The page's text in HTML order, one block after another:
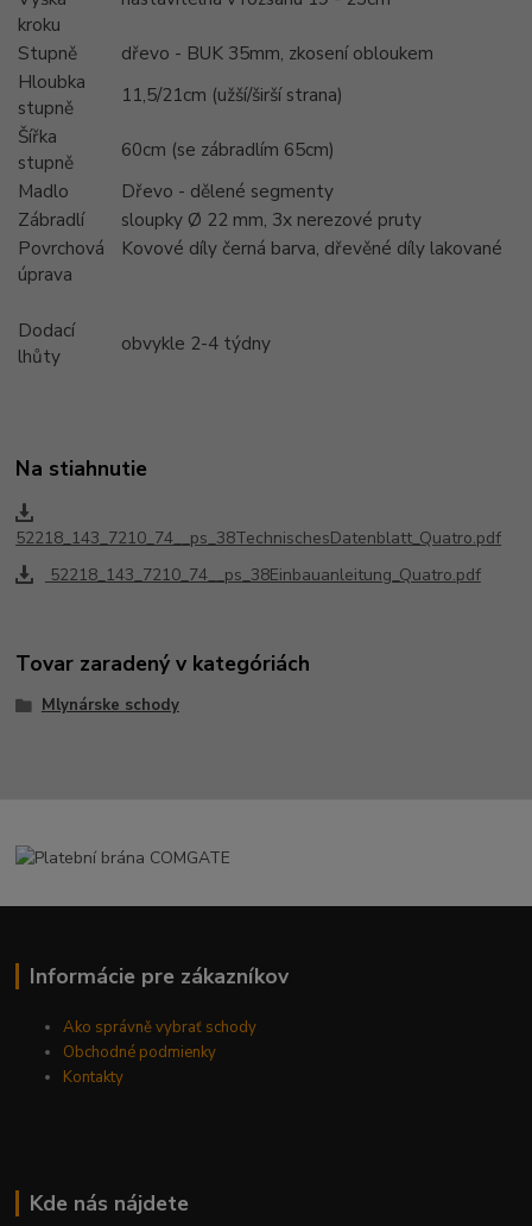
kroku
Stupně
dřevo - BUK 35mm, zkosení obloukem
Hloubka
stupně
11,5/21cm (užší/širší strana)
Šířka
stupně
60cm (se zábradlím 65cm)
Madlo
Dřevo - dělené segmenty
Zábradlí
sloupky Ø 22 mm, 3x nerezové pruty
Povrchová
úprava
Kovové díly černá barva, dřevěné díly lakované
Dodací
lhůty
obvykle 2-4 týdny
Na stiahnutie
52218_143_7210_74__ps_38TechnischesDatenblatt_Quatro.pdf
52218_143_7210_74__ps_38Einbauanleitung_Quatro.pdf
Tovar zaradený v kategóriách
Mlynárske schody
Informácie pre zákazníkov
Ako správně vybrať schody
Obchodné podmienky
Kontakty
Kde nás nájdete